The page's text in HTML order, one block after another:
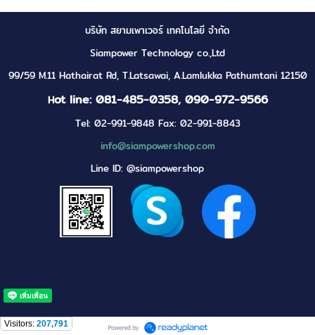
บริษัท สยามเพาเวอร์ เทคโนโลยี จำกัด
Siampower Technology co.,Ltd
99/59 M.11 Hathairat Rd, T.Latsawai, A.Lamlukka Pathumtani 12150
Hot line: 081-485-0358, 090-972-9566
Tel: 02-991-9848 Fax: 02-991-8843
info@siampowershop.com
Line ID: @siampowershop
Visitors: 207,791